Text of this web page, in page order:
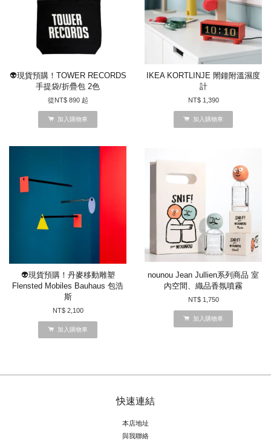
👽現貨預購！TOWER RECORDS
手提袋/折疊包 2色
從NT$ 890 起
加入購物車
IKEA KORTLINJE 閙鐘附溫濕度
計
NT$ 1,390
加入購物車
👽現貨預購！丹麥移動雕塑
Flensted Mobiles Bauhaus 包浩
斯
NT$ 2,100
加入購物車
nounou Jean Jullien系列商品 室
內空間、織品香氛噴霧
NT$ 1,750
加入購物車
快速連結
本店地址
與我聯絡